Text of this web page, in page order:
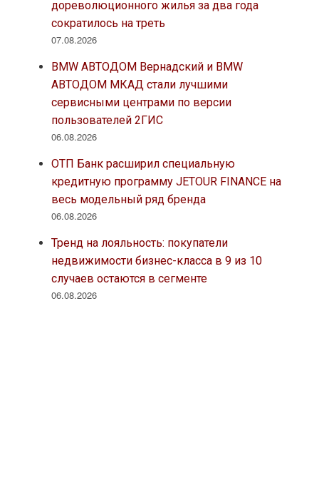
дореволюционного жилья за два года
сократилось на треть
07.08.2026
BMW АВТОДОМ Вернадский и BMW
АВТОДОМ МКАД стали лучшими
сервисными центрами по версии
пользователей 2ГИС
06.08.2026
ОТП Банк расширил специальную
кредитную программу JETOUR FINANCE на
весь модельный ряд бренда
06.08.2026
Тренд на лояльность: покупатели
недвижимости бизнес-класса в 9 из 10
случаев остаются в сегменте
06.08.2026